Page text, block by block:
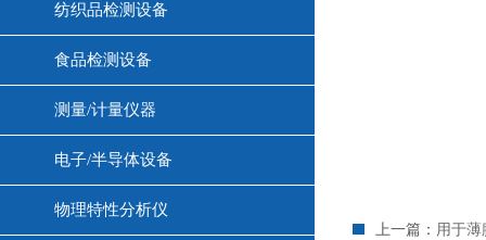
纺织品检测设备
食品检测设备
测量/计量仪器
电子/半导体设备
物理特性分析仪
上一篇： 用于薄